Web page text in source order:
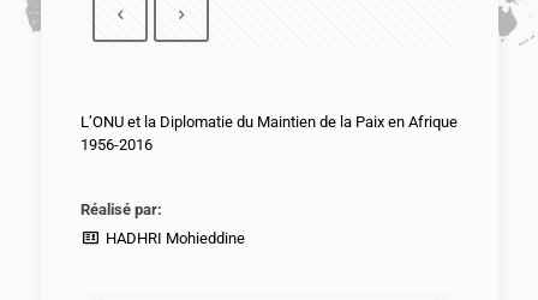
L’ONU et la Diplomatie du Maintien de la Paix en Afrique
1956-2016
Réalisé par:
HADHRI Mohieddine